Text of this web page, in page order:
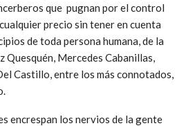
que pugnan por el control
precio sin tener en cuenta
de toda persona humana, de la
Quesquén, Mercedes Cabanillas,
Castillo, entre los más connotados,
encrespan los nervios de la gente